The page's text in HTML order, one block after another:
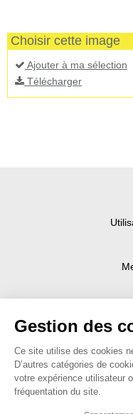
Choisir cette image
Ajouter à ma sélection
Télécharger
Gestion des
Ce site utilise des cookies
D’autres catégories de
votre expérience utilisateur
fréquentation du site.